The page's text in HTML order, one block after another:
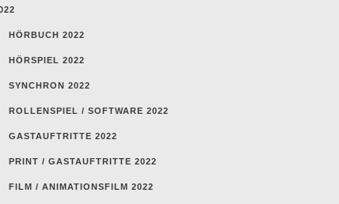
HÖRBUCH 2022
HÖRSPIEL 2022
SYNCHRON 2022
ROLLENSPIEL / SOFTWARE 2022
GASTAUFTRITTE 2022
PRINT / GASTAUFTRITTE 2022
FILM / ANIMATIONSFILM 2022